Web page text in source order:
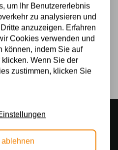
230v
in Rijssen
um Ihr Benutzererlebnis
zu analysieren und
anzuzeigen. Erfahren
Cookies verwenden und
können, indem Sie auf
klicken. Wenn Sie der
zustimmen, klicken Sie